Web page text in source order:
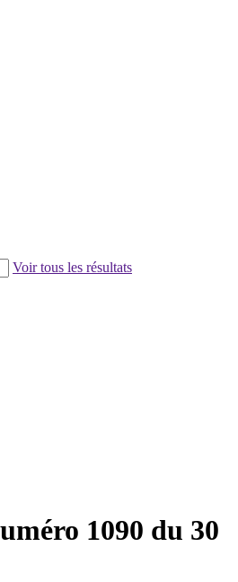
Voir tous les résultats
1090 du 30